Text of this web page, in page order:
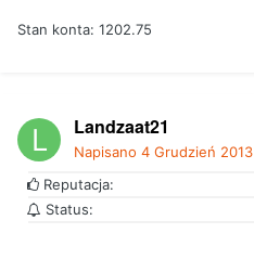
Stan konta: 1202.75
Landzaat21
Napisano 4 Grudzień 2013
Reputacja:
Status: